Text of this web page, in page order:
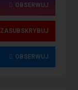
OBSERWUJ
ZASUBSKRYBUJ
OBSERWUJ